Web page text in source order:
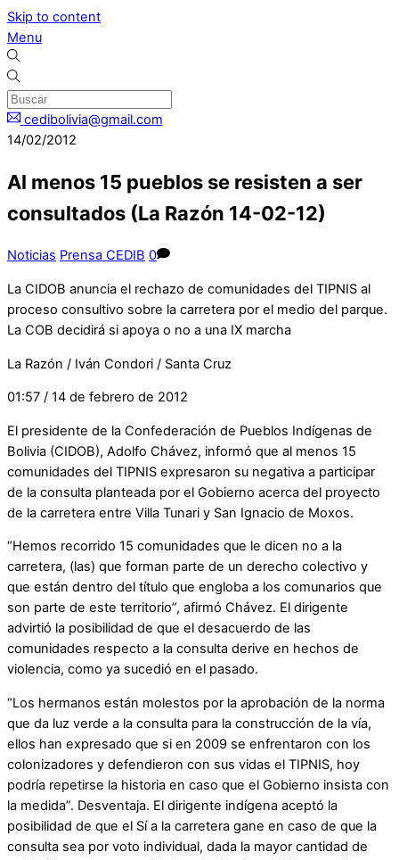
Skip to content
Menu
cedibolivia@gmail.com
14/02/2012
Al menos 15 pueblos se resisten a ser
consultados (La Razón 14-02-12)
Noticias Prensa CEDIB 0
La CIDOB anuncia el rechazo de comunidades del TIPNIS al
proceso consultivo sobre la carretera por el medio del parque.
La COB decidirá si apoya o no a una IX marcha
La Razón / Iván Condori / Santa Cruz
01:57 / 14 de febrero de 2012
El presidente de la Confederación de Pueblos Indígenas de
Bolivia (CIDOB), Adolfo Chávez, informó que al menos 15
comunidades del TIPNIS expresaron su negativa a participar
de la consulta planteada por el Gobierno acerca del proyecto
de la carretera entre Villa Tunari y San Ignacio de Moxos.
“Hemos recorrido 15 comunidades que le dicen no a la
carretera, (las) que forman parte de un derecho colectivo y
que están dentro del título que engloba a los comunarios que
son parte de este territorio”, afirmó Chávez. El dirigente
advirtió la posibilidad de que el desacuerdo de las
comunidades respecto a la consulta derive en hechos de
violencia, como ya sucedió en el pasado.
“Los hermanos están molestos por la aprobación de la norma
que da luz verde a la consulta para la construcción de la vía,
ellos han expresado que si en 2009 se enfrentaron con los
colonizadores y defendieron con sus vidas el TIPNIS, hoy
podría repetirse la historia en caso que el Gobierno insista con
la medida”. Desventaja. El dirigente indígena aceptó la
posibilidad de que el Sí a la carretera gane en caso de que la
consulta sea por voto individual, dada la mayor cantidad de